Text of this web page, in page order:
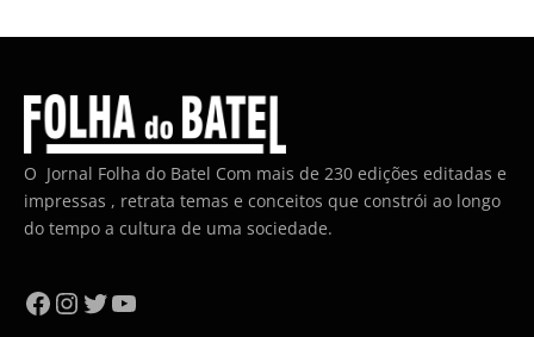
O Jornal Folha do Batel Com mais de 230 edições editadas e
impressas , retrata temas e conceitos que constrói ao longo
do tempo a cultura de uma sociedade.
Facebook
Instagram
Twitter
YouTube